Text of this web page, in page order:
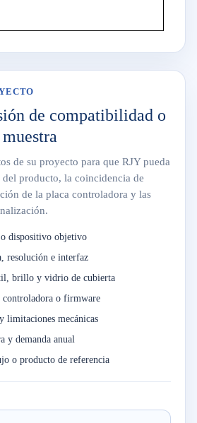
de compatibilidad o
de su proyecto para que RJY pueda
producto, la coincidencia de
de la placa controladora y las
dispositivo objetivo
resolución e interfaz
brillo y vidrio de cubierta
controladora o firmware
limitaciones mecánicas
y demanda anual
o producto de referencia